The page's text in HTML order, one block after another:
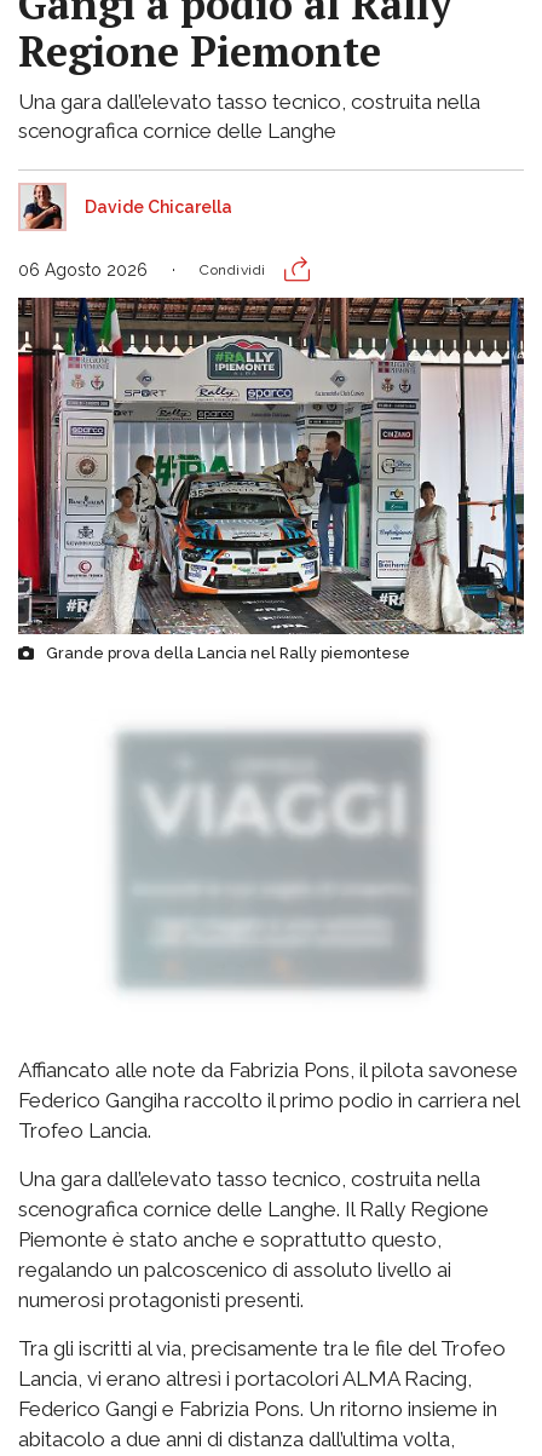
Regione Piemonte
Una gara dall’elevato tasso tecnico, costruita nella
scenografica cornice delle Langhe
Davide Chicarella
06 Agosto 2026 Condividi
Grande prova della Lancia nel Rally piemontese
Affiancato alle note da Fabrizia Pons, il pilota savonese
Federico Gangiha raccolto il primo podio in carriera nel
Trofeo Lancia.
Una gara dall’elevato tasso tecnico, costruita nella
scenografica cornice delle Langhe. Il Rally Regione
Piemonte è stato anche e soprattutto questo,
regalando un palcoscenico di assoluto livello ai
numerosi protagonisti presenti.
Tra gli iscritti al via, precisamente tra le file del Trofeo
Lancia, vi erano altresì i portacolori ALMA Racing,
Federico Gangi e Fabrizia Pons. Un ritorno insieme in
abitacolo a due anni di distanza dall’ultima volta,